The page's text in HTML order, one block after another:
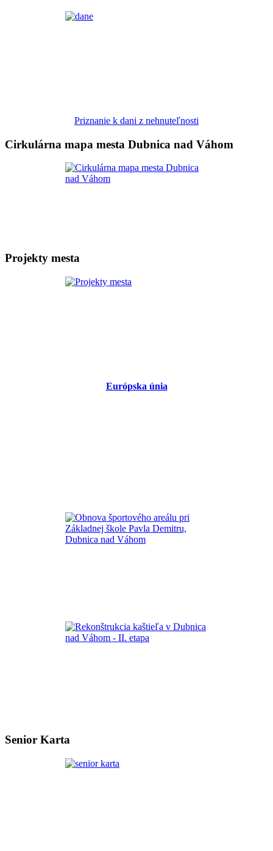
Priznanie k dani z nehnuteľnosti
Cirkulárna mapa mesta Dubnica nad Váhom
Projekty mesta
Európska únia
Senior Karta